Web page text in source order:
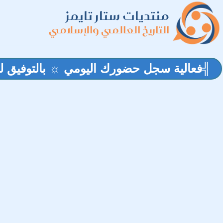
منتديات ستار تايمز
التاريخ العالمي والإسلامي
╣فعالية سجل حضورك اليومي ☼ بالتوفيق